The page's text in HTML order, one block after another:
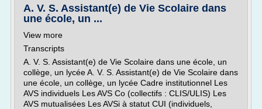
A. V. S. Assistant(e) de Vie Scolaire dans
une école, un ...
View more
Transcripts
A. V. S. Assistant(e) de Vie Scolaire dans une école, un
collège, un lycée A. V. S. Assistant(e) de Vie Scolaire dans
une école, un collège, un lycée Cadre institutionnel Les
AVS individuels Les AVS Co (collectifs : CLIS/ULIS) Les
AVS mutualisées Les AVSi à statut CUI (individuels,